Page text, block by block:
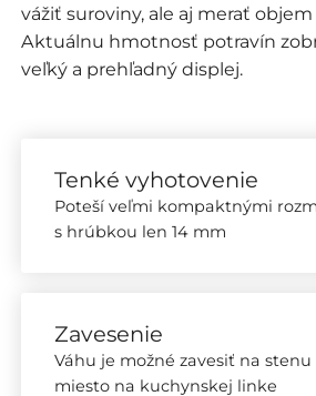
vážiť suroviny, ale aj merať
Aktuálnu hmotnosť potravín
veľký a prehľadný displej.
Tenké vyhotovenie
Poteší veľmi kompaktnými
s hrúbkou len 14 mm
Zavesenie
Váhu je možné zavesiť na
miesto na kuchynskej linke